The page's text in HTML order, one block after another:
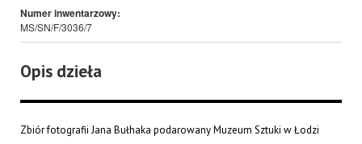
Numer inwentarzowy:
MS/SN/F/3036/7
Opis dzieła
Zbiór fotografii Jana Bułhaka podarowany Muzeum Sztuki w Łodzi